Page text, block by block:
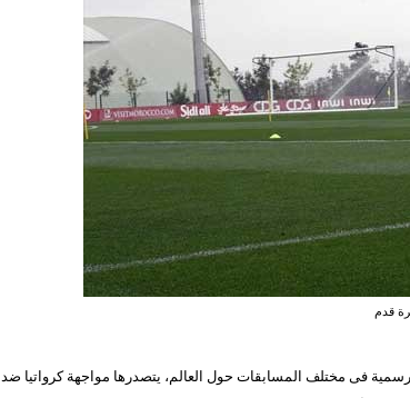
قدم
العديد من المباريات الودية والرسمية فى مختلف المسابقات حول العالم، يتصدرها مواجهة كرواتيا ضد